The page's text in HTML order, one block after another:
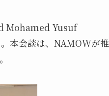
Mohamed Yusuf
本会談は、NAMOWが推